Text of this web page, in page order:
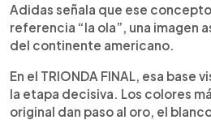
Adidas señala que ese
referencia “la ola”, una imagen
del continente americano.
En el TRIONDA FINAL, esa base
la etapa decisiva. Los colores
original dan paso al oro, el